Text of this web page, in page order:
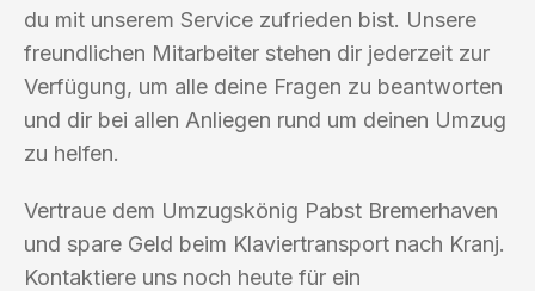
du mit unserem Service zufrieden bist. Unsere
freundlichen Mitarbeiter stehen dir jederzeit zur
Verfügung, um alle deine Fragen zu beantworten
und dir bei allen Anliegen rund um deinen Umzug
zu helfen.
Vertraue dem Umzugskönig Pabst Bremerhaven
und spare Geld beim Klaviertransport nach Kranj.
Kontaktiere uns noch heute für ein